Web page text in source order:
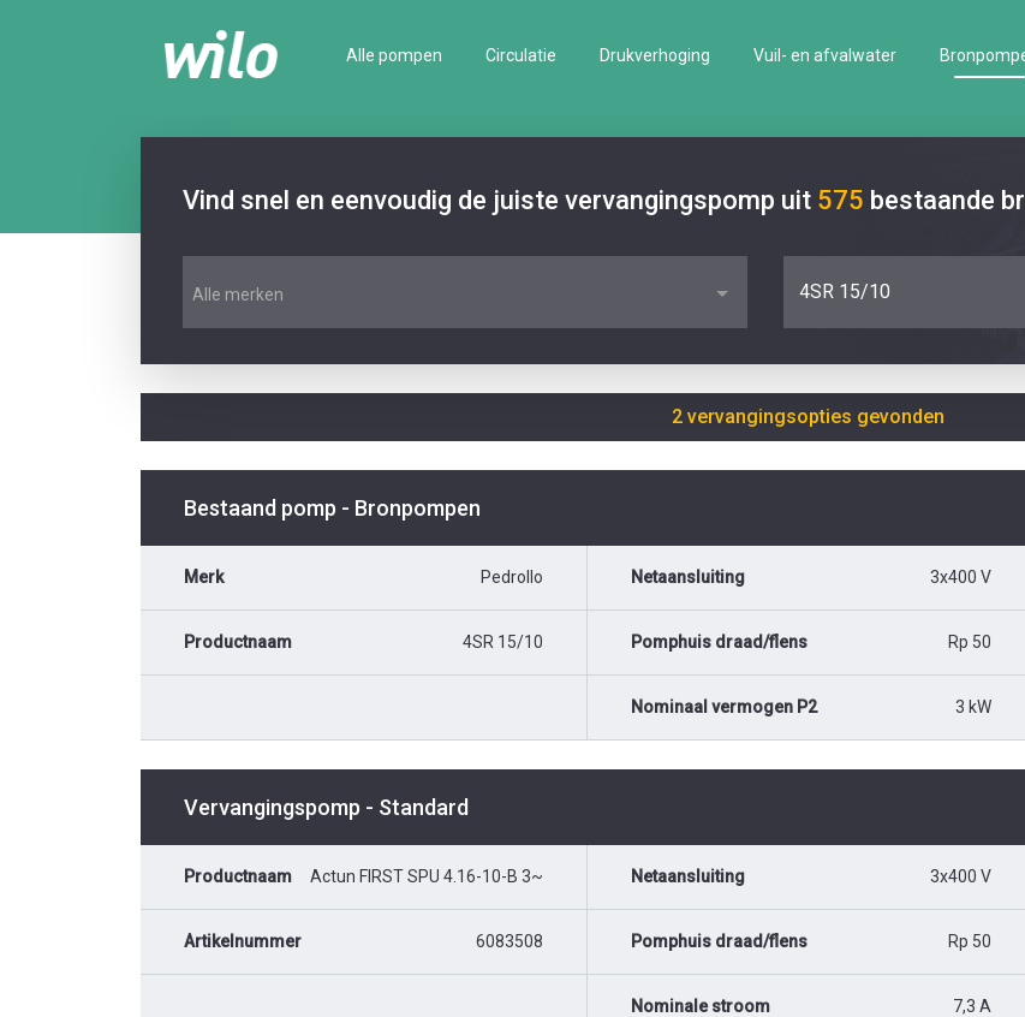
Alle pompen Circulatie Drukverhoging Vuil- en afvalwater
Vind snel en eenvoudig de juiste vervangingspomp uit 575 bestaande
Alle merken 4SR 15/10
2 vervangingsopties gevonden
Bestaand pomp - Bronpompen
Merk Pedrollo
Productnaam 4SR 15/10
Netaansluiting 3x400 V
Pomphuis draad/flens Rp 50
Nominaal vermogen P2 3 kW
Vervangingspomp - Standard
Productnaam Actun FIRST SPU 4.16-10-B 3~
Artikelnummer 6083508
Netaansluiting 3x400 V
Pomphuis draad/flens Rp 50
Nominale stroom 7,3 A